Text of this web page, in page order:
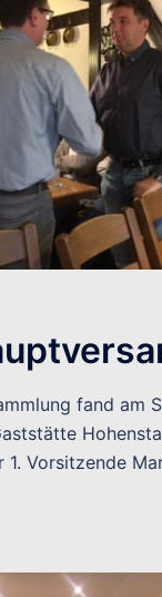
fand am
1. Vorsitzende